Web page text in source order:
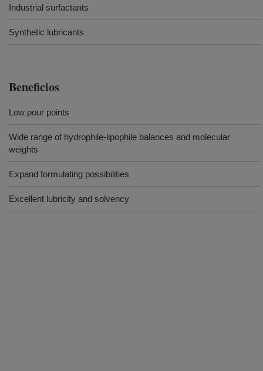
Industrial surfactants
Synthetic lubricants
Beneficios
Low pour points
Wide range of hydrophile-lipophile balances and molecular
weights
Expand formulating possibilities
Excellent lubricity and solvency